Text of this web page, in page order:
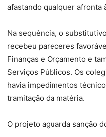
afastando qualquer afronta
Na sequência, o
recebeu pareceres
Finanças e Orçamento e
Serviços Públicos. Os
havia impedimentos
tramitação da matéria.
O projeto aguarda sanção